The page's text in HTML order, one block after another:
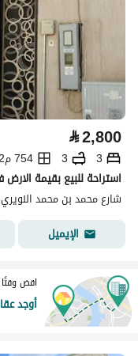
⃁2,800
3
3
754 م2
شارع محمد بن محمد
الإيميل
اقض
أوجد